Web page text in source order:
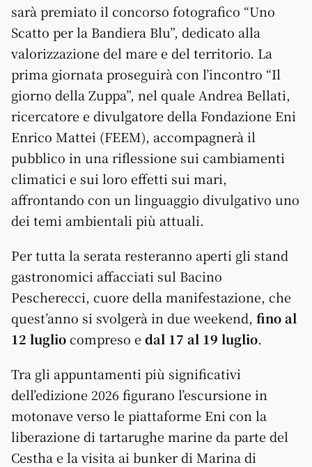
sarà premiato il concorso fotografico “Uno
Scatto per la Bandiera Blu”, dedicato alla
valorizzazione del mare e del territorio. La
prima giornata proseguirà con l’incontro “Il
giorno della Zuppa”, nel quale Andrea Bellati,
ricercatore e divulgatore della Fondazione Eni
Enrico Mattei (FEEM), accompagnerà il
pubblico in una riflessione sui cambiamenti
climatici e sui loro effetti sui mari,
affrontando con un linguaggio divulgativo uno
dei temi ambientali più attuali.
Per tutta la serata resteranno aperti gli stand
gastronomici affacciati sul Bacino
Pescherecci, cuore della manifestazione, che
quest’anno si svolgerà in due weekend, fino al
12 lugliocompreso e dal 17 al 19 luglio.
Tra gli appuntamenti più significativi
dell’edizione 2026 figurano l’escursione in
motonave verso le piattaforme Eni con la
liberazione di tartarughe marine da parte del
Cestha e la visita ai bunker di Marina di